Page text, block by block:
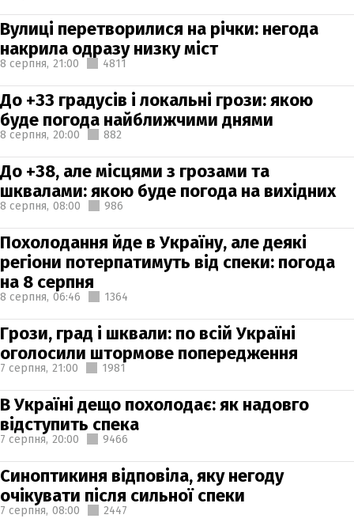
Вулиці перетворилися на річки: негода
накрила одразу низку міст
8 серпня, 21:00 4811
До +33 градусів і локальні грози: якою
буде погода найближчими днями
8 серпня, 20:00 882
До +38, але місцями з грозами та
шквалами: якою буде погода на вихідних
8 серпня, 08:00 986
Похолодання йде в Україну, але деякі
регіони потерпатимуть від спеки: погода
на 8 серпня
8 серпня, 06:46 1364
Грози, град і шквали: по всій Україні
оголосили штормове попередження
7 серпня, 21:00 1981
В Україні дещо похолодає: як надовго
відступить спека
7 серпня, 20:00 9466
Синоптикиня відповіла, яку негоду
очікувати після сильної спеки
7 серпня, 08:00 2447